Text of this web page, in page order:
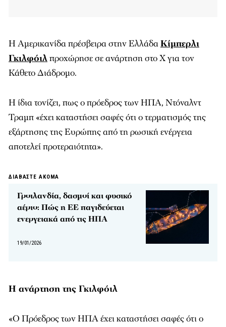
Η Αμερικανίδα πρέσβειρα στην ΕλλάδαΚίμπερλι
Γκιλφόιλπροχώρησε σε ανάρτηση στο X για τoν
Κάθετο Διάδρομο.
Η ίδια τονίζει, πως ο πρόεδρος των ΗΠΑ, Ντόναλντ
Τραμπ «έχει καταστήσει σαφές ότι ο τερματισμός της
εξάρτησης της Ευρώπης από τη ρωσική ενέργεια
αποτελεί προτεραιότητα».
ΔΙΑΒΑΣΤΕ ΑΚΟΜΑ
Γροιλανδία, δασμοί και φυσικό
αέριο: Πώς η ΕΕ παγιδεύεται
ενεργειακά από τις ΗΠΑ
19/01/2026
Η ανάρτηση της Γκιλφόιλ
«Ο Πρόεδρος των ΗΠΑ έχει καταστήσει σαφές ότι ο